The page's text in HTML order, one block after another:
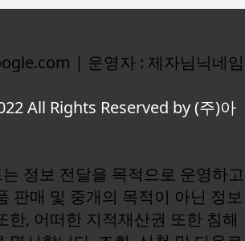
| 운영자 : 제자님닉네임
All Rights Reserved by (주)아
정보 전달을 목적으로 운영하고
판매 및 중개의 목적이 아닌 정보
한, 어떠한 지적재산권 또한 침해